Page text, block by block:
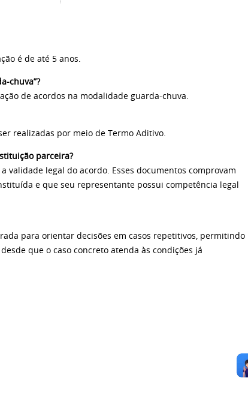
é de até 5 anos.
chuva”?
de acordos na modalidade guarda-chuva.
realizadas por meio de Termo Aditivo.
parceira?
legal do acordo. Esses documentos comprovam
e que seu representante possui competência legal
para orientar decisões em casos repetitivos, permitindo
que o caso concreto atenda às condições já